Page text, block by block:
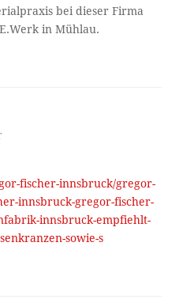
bei dieser Firma
in Mühlau.
fischer-innsbruck/gregor-
innsbruck-gregor-fischer-
innsbruck-empfiehlt-
sowie-s